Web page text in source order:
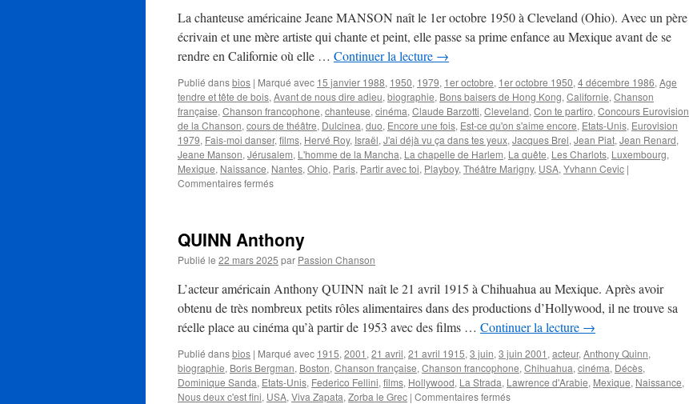
La chanteuse américaine Jeane MANSON naît le 1er octobre 1950 à Cleveland (Ohio). Avec un père
écrivain et une mère artiste qui chante et peint, elle passe sa prime enfance au Mexique avant de se
rendre en Californie où elle … Continuer la lecture →
Publié dansbios | Marqué avec 15 janvier 1988, 1950, 1979, 1er octobre, 1er octobre 1950, 4 décembre 1986, Age
tendre et tête de bois, Avant de nous dire adieu, biographie, Bons baisers de Hong Kong, Californie, Chanson
française, Chanson francophone, chanteuse, cinéma, Claude Barzotti, Cleveland, Con te partiro, Concours Eurovision
de la Chanson, cours de théâtre, Dulcinea, duo, Encore une fois, Est-ce qu'on s'aime encore, Etats-Unis, Eurovision
1979, Fais-moi danser, films, Hervé Roy, Israël, J'ai déjà vu ça dans tes yeux, Jacques Brel, Jean Piat, Jean Renard,
Jeane Manson, Jérusalem, L'homme de la Mancha, La chapelle de Harlem, La quête, Les Charlots, Luxembourg,
Mexique, Naissance, Nantes, Ohio, Paris, Partir avec toi, Playboy, Théâtre Marigny, USA, Yvhann Cevic |
Commentaires ferméssur
QUINN Anthony
Publié le 22 mars 2025 par Passion Chanson
L’acteur américain Anthony QUINN naît le 21 avril 1915 à Chihuahua au Mexique. Après avoir
obtenu de très nombreux petits rôles alimentaires dans des productions d’Hollywood, il ne trouve sa
réelle place au cinéma qu’à partir de 1953 avec des films … Continuer la lecture →
Publié dansbios | Marqué avec 1915, 2001 , 21 avril, 21 avril 1915, 3 juin, 3 juin 2001 , acteur, Anthony Quinn,
biographie, Boris Bergman, Boston, Chanson française, Chanson francophone, Chihuahua, cinéma, Décès,
Dominique Sanda, Etats-Unis, Federico Fellini, films, Hollywood, La Strada, Lawrence d'Arabie, Mexique, Naissance,
Nous deux c'est fini, USA, Viva Zapata, Zorba le Grec | Commentaires ferméssur